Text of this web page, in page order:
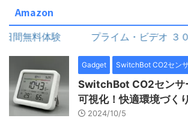
Amazon
料体験 プライム・ビデオ ３０日
Gadget SwitchBot CO2セン
SwitchBot CO2センサ
可視化！快適環境づく
2024/10/5